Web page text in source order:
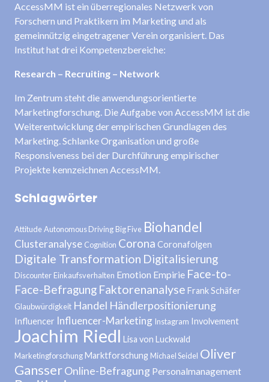
AccessMM ist ein überregionales Netzwerk von
Forschern und Praktikern im Marketing und als
gemeinnützig eingetragener Verein organisiert. Das
Institut hat drei Kompetenzbereiche:
Research – Recruiting – Network
Im Zentrum steht die anwendungsorientierte
Marketingforschung. Die Aufgabe von AccessMM ist die
Weiterentwicklung der empirischen Grundlagen des
Marketing. Schlanke Organisation und große
Responsiveness bei der Durchführung empirischer
Projekte kennzeichnen AccessMM.
Schlagwörter
AttitudeAutonomous Driving Big Five Biohandel
Clusteranalyse Cognition Corona Coronafolgen
Digitale Transformation Digitalisierung
Discounter Einkaufsverhalten Emotion Empirie Face-to-
Face-Befragung Faktorenanalyse Frank Schäfer
Glaubwürdigkeit Handel Händlerpositionierung
Influencer Influencer-Marketing Instagram Involvement
Joachim Riedl Lisa von Luckwald
MarketingforschungMarktforschung Michael Seidel Oliver
GansserOnline-Befragung Personalmanagement